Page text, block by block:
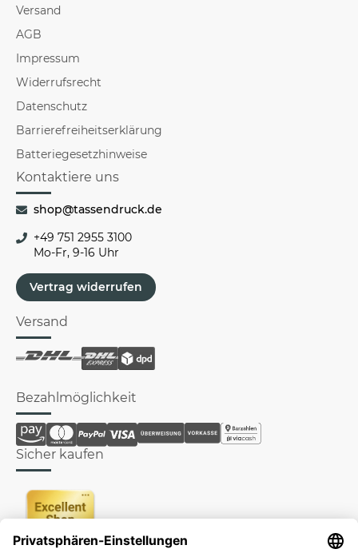
Versand
AGB
Impressum
Widerrufsrecht
Datenschutz
Barrierefreiheitserklärung
Batteriegesetzhinweise
Kontaktiere uns
shop@tassendruck.de
+49 751 2955 3100
Mo-Fr, 9-16 Uhr
Vertrag widerrufen
Versand
Bezahlmöglichkeit
Sicher kaufen